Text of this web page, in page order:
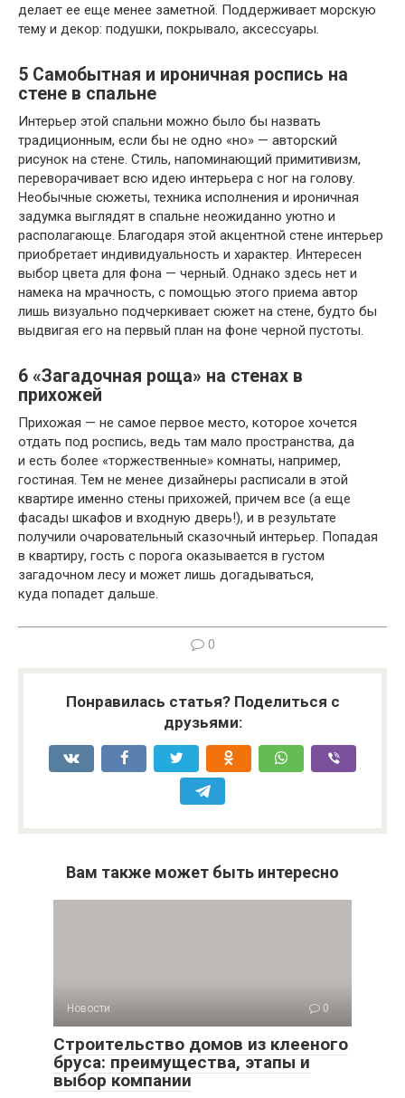
делает ее еще менее заметной. Поддерживает морскую
тему и декор: подушки, покрывало, аксессуары.
5 Самобытная и ироничная роспись на
стене в спальне
Интерьер этой спальни можно было бы назвать
традиционным, если бы не одно «но» — авторский
рисунок на стене. Стиль, напоминающий примитивизм,
переворачивает всю идею интерьера с ног на голову.
Необычные сюжеты, техника исполнения и ироничная
задумка выглядят в спальне неожиданно уютно и
располагающе. Благодаря этой акцентной стене интерьер
приобретает индивидуальность и характер. Интересен
выбор цвета для фона — черный. Однако здесь нет и
намека на мрачность, с помощью этого приема автор
лишь визуально подчеркивает сюжет на стене, будто бы
выдвигая его на первый план на фоне черной пустоты.
6 «Загадочная роща» на стенах в
прихожей
Прихожая — не самое первое место, которое хочется
отдать под роспись, ведь там мало пространства, да
и есть более «торжественные» комнаты, например,
гостиная. Тем не менее дизайнеры расписали в этой
квартире именно стены прихожей, причем все (а еще
фасады шкафов и входную дверь!), и в результате
получили очаровательный сказочный интерьер. Попадая
в квартиру, гость с порога оказывается в густом
загадочном лесу и может лишь догадываться,
куда попадет дальше.
0
Понравилась статья? Поделиться с
друзьями:
Вам также может быть интересно
Новости 0
Строительство домов из клееного
бруса: преимущества, этапы и
выбор компании